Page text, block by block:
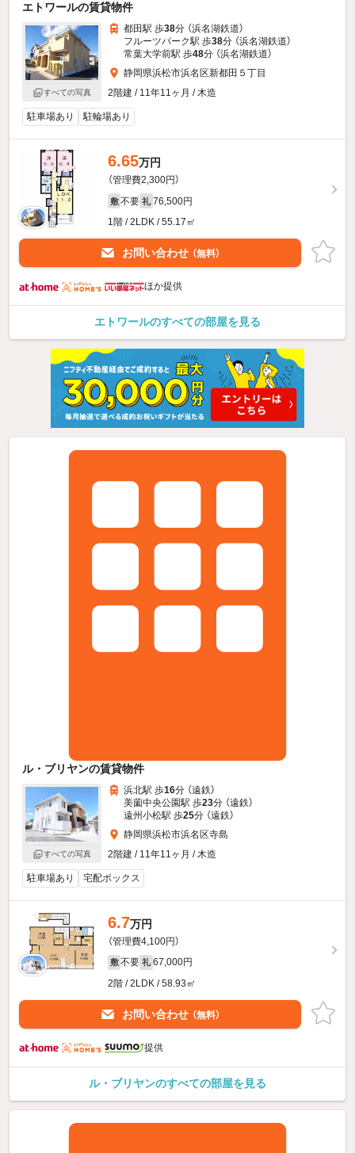
エトワールの賃貸物件
すべての写真
都田駅 歩38分 （浜名湖鉄道）
フルーツパーク駅 歩38分 （浜名湖鉄道）
常葉大学前駅 歩48分 （浜名湖鉄道）
静岡県浜松市浜名区新都田５丁目
2階建 / 11年11ヶ月 / 木造
駐車場あり 駐輪場あり
6.65万円
（管理費2,300円）
敷 不要 礼 76,500円
1階 / 2LDK / 55.17㎡
お問い合わせ （無料）
ほか提供
エトワールのすべての部屋を見る
ル・ブリヤンの賃貸物件
すべての写真
浜北駅 歩16分 （遠鉄）
美薗中央公園駅 歩23分 （遠鉄）
遠州小松駅 歩25分 （遠鉄）
静岡県浜松市浜名区寺島
2階建 / 11年11ヶ月 / 木造
駐車場あり 宅配ボックス
6.7万円
（管理費4,100円）
敷 不要 礼 67,000円
2階 / 2LDK / 58.93㎡
お問い合わせ （無料）
提供
ル・ブリヤンのすべての部屋を見る